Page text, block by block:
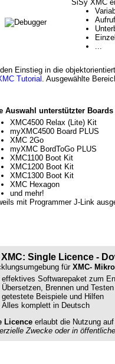
SiSy XMC
...
Einstieg in die
Tutorial. Ausgewählte
Auswahl unterstützter
XMC4500 Relax (Lite) Kit
myXMC4500 Board PLUS
XMC 2Go
myXMC BordToGo PLUS
XMC1100 Boot Kit
XMC1200 Boot Kit
XMC1300 Boot Kit
XMC Hexagon
und mehr!
mit Programmer J-Link
Single Licence -
für XMC-
effektives Softwarepaket zum
Übersetzen, Brennen und
getestete Beispiele und Hilfen
Alles komplett in Deutsch
Licence erlaubt die Nutzung auf
Zwecke oder in